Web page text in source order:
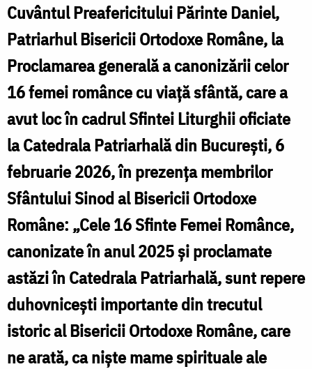
Proclamarea
generală
a
canonizării
celor
16
femei
românce
viață
sfântă
/
Foto:
ziarullumina.ro
Cuvântul Preafericitului Părinte Daniel,
Patriarhul Bisericii Ortodoxe Române, la
Proclamarea generală a canonizării celor
16 femei românce cu viață sfântă, care a
avut loc în cadrul Sfintei Liturghii oficiate
la Catedrala Patriarhală din București, 6
februarie 2026, în prezența membrilor
Sfântului Sinod al Bisericii Ortodoxe
Române: „Cele 16 Sfinte Femei Românce,
canonizate în anul 2025 și proclamate
astăzi în Catedrala Patriarhală, sunt repere
duhovnicești importante din trecutul
istoric al Bisericii Ortodoxe Române, care
ne arată, ca niște mame spirituale ale